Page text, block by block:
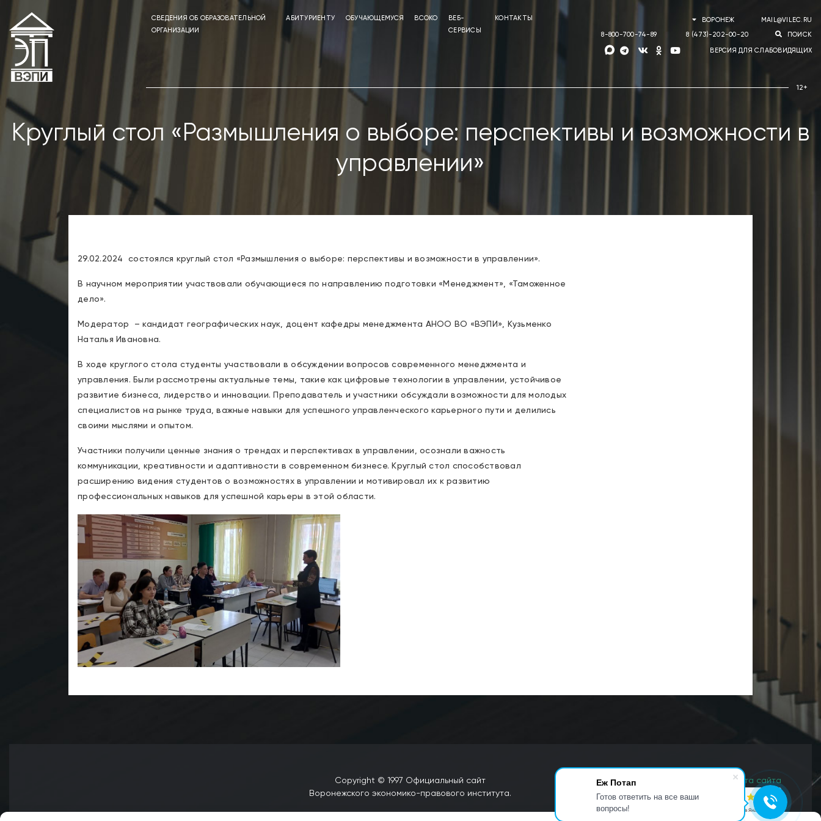
Еж Потап
Готов ответить на все ваши
вопросы!
СВЕДЕНИЯ ОБ ОБРАЗОВАТЕЛЬНОЙ
ОРГАНИЗАЦИИ
АБИТУРИЕНТУ ОБУЧАЮЩЕМУСЯ ВСОКО
ВЕБ-
СЕРВИСЫ
КОНТАКТЫ ВОРОНЕЖ MAIL@VILEC.RU
8-800-700-74-89 8 (473)-202-00-20 ПОИСК
ВЕРСИЯ ДЛЯ СЛАБОВИДЯЩИХ
Круглый стол «Размышления о выборе: перспективы и возможности в
управлении»
29.02.2024 состоялся круглый стол «Размышления о выборе: перспективы и возможности в управлении».
В научном мероприятии участвовали обучающиеся по направлению подготовки «Менеджмент», «Таможенное
дело».
Модератор – кандидат географических наук, доцент кафедры менеджмента АНОО ВО «ВЭПИ», Кузьменко
Наталья Ивановна.
В ходе круглого стола студенты участвовали в обсуждении вопросов современного менеджмента и
управления. Были рассмотрены актуальные темы, такие как цифровые технологии в управлении, устойчивое
развитие бизнеса, лидерство и инновации. Преподаватель и участники обсуждали возможности для молодых
специалистов на рынке труда, важные навыки для успешного управленческого карьерного пути и делились
своими мыслями и опытом.
Участники получили ценные знания о трендах и перспективах в управлении, осознали важность
коммуникации, креативности и адаптивности в современном бизнесе. Круглый стол способствовал
расширению видения студентов о возможностях в управлении и мотивировал их к развитию
профессиональных навыков для успешной карьеры в этой области.
Copyright © 1997 Официальный сайт
Воронежского экономико-правового института.
Карта сайта